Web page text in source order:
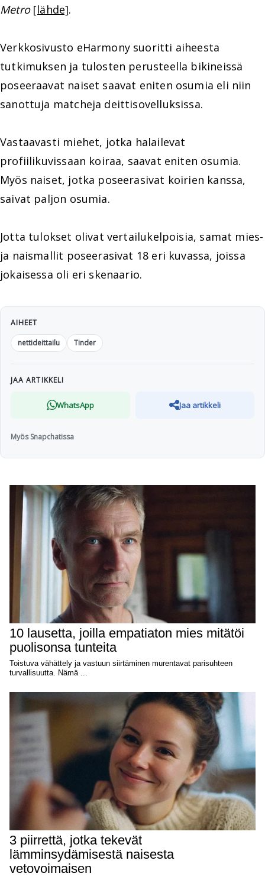
Metro [lähde].
Verkkosivusto eHarmony suoritti aiheesta
tutkimuksen ja tulosten perusteella bikineissä
poseeraavat naiset saavat eniten osumia eli niin
sanottuja matcheja deittisovelluksissa.
Vastaavasti miehet, jotka halailevat
profiilikuvissaan koiraa, saavat eniten osumia.
Myös naiset, jotka poseerasivat koirien kanssa,
saivat paljon osumia.
Jotta tulokset olivat vertailukelpoisia, samat mies-
ja naismallit poseerasivat 18 eri kuvassa, joissa
jokaisessa oli eri skenaario.
AIHEET
nettideittailu
Tinder
JAA ARTIKKELI
WhatsApp Jaa artikkeli
Myös Snapchatissa